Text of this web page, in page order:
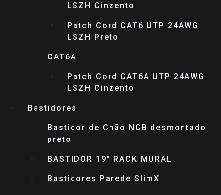
LSZH Cinzento
Patch Cord CAT6 UTP 24AWG
LSZH Preto
CAT6A
Patch Cord CAT6A UTP 24AWG
LSZH Cinzento
Bastidores
Bastidor de Chão NCB desmontado
preto
BASTIDOR 19” RACK MURAL
Bastidores Parede SlimX